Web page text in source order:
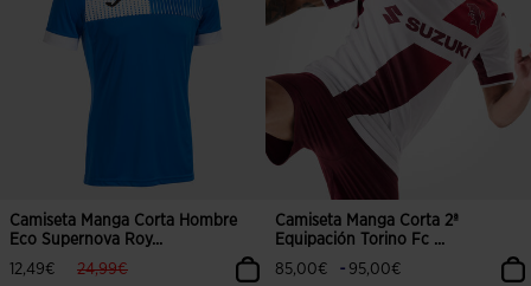
Camiseta Manga Corta Hombre
Eco Supernova Roy...
12,49€
label.price.reduced.from
24,99€label.price.to
Camiseta Manga Corta 2ª
Equipación Torino Fc ...
85,00€
- 95,00€